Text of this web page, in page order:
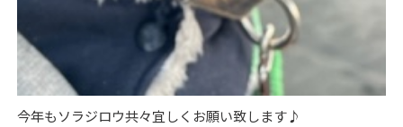
今年もソラジロウ共々宜しくお願い致します♪